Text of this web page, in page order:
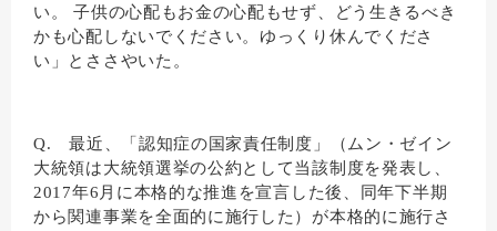
い。 子供の心配もお金の心配もせず、どう生きるべき
かも心配しないでください。ゆっくり休んでくださ
い」とささやいた。
Q. 最近、「認知症の国家責任制度」（ムン・ゼイン
大統領は大統領選挙の公約として当該制度を発表し、
2017年6月に本格的な推進を宣言した後、同年下半期
から関連事業を全面的に施行した）が本格的に施行さ